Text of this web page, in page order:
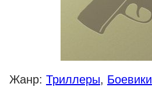
Жанр: Триллеры, Боевики